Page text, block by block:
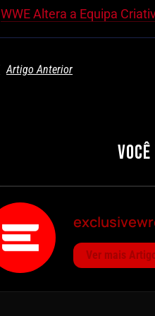
WWE Altera a Equipa
Artigo Anterior
Ver mais